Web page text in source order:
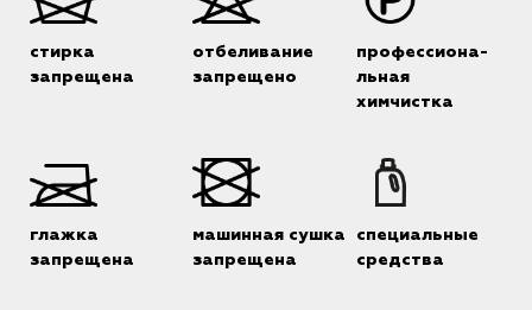
стирка
запрещена
отбеливание
запрещено
профессиона-
льная
химчистка
глажка
запрещена
машинная сушка
запрещена
специальные
средства